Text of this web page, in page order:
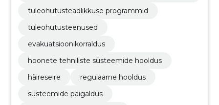
tuleohutusteadlikkuse programmid
tuleohutusteenused
evakuatsioonikorraldus
hoonete tehniliste süsteemide hooldus
häireseire
regulaarne hooldus
süsteemide paigaldus